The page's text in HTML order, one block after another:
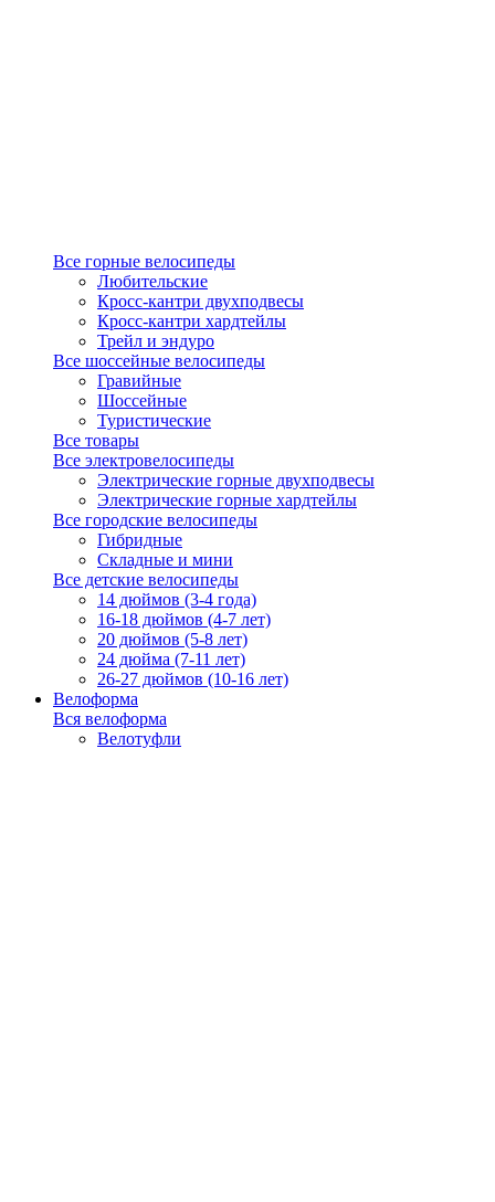
Все горные велосипеды
Любительские
Кросс-кантри двухподвесы
Кросс-кантри хардтейлы
Трейл и эндуро
Все шоссейные велосипеды
Гравийные
Шоссейные
Туристические
Все товары
Все электровелосипеды
Электрические горные двухподвесы
Электрические горные хардтейлы
Все городские велосипеды
Гибридные
Складные и мини
Все детские велосипеды
14 дюймов (3-4 года)
16-18 дюймов (4-7 лет)
20 дюймов (5-8 лет)
24 дюйма (7-11 лет)
26-27 дюймов (10-16 лет)
Велоформа
Вся велоформа
Велотуфли